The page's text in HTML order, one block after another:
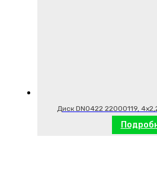
Диск DN0422 22000119,